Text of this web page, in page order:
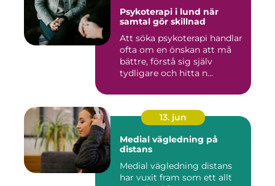
Psykoterapi i lund när
samtal gör skillnad
Att söka psykoterapi handlar
ofta om en önskan att må
bättre, förstå sig själv
tydligare och hitta n...
13. jun
Medial vägledning på
distans
Medial vägledning distans
har vuxit fram som ett allt